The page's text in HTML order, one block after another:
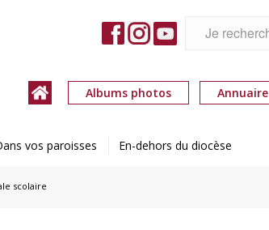
Albums photos Annuaire
scolaire
vos paroisses En-dehors du diocèse